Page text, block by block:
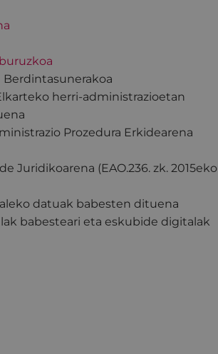
Berdintasunerakoa
herri-administrazioetan
Prozedura Erkidearena
Juridikoarena (EAO.236. zk. 2015eko
datuak babesten dituena
babesteari eta eskubide digitalak